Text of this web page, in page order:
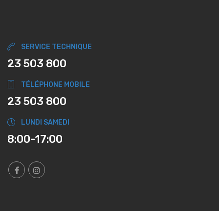
SERVICE TECHNIQUE
23 503 800
TÉLÉPHONE MOBILE
23 503 800
LUNDI SAMEDI
8:00-17:00